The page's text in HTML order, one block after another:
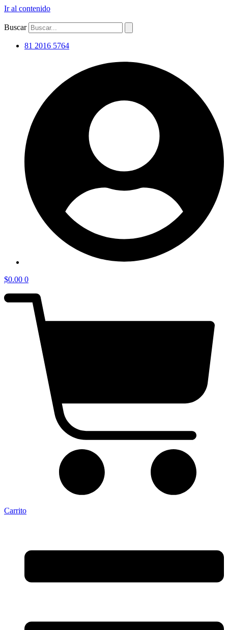
Ir al contenido
Buscar
81 2016 5764
$0.00 0
Carrito